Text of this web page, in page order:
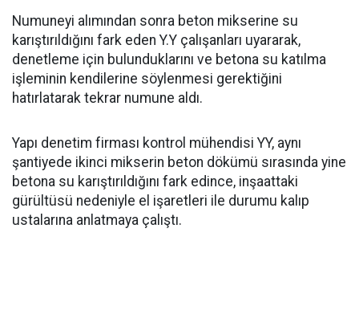
Numuneyi alımından sonra beton mikserine su
karıştırıldığını fark eden Y.Y çalışanları uyararak,
denetleme için bulunduklarını ve betona su katılma
işleminin kendilerine söylenmesi gerektiğini
hatırlatarak tekrar numune aldı.
Yapı denetim firması kontrol mühendisi YY, aynı
şantiyede ikinci mikserin beton dökümü sırasında yine
betona su karıştırıldığını fark edince, inşaattaki
gürültüsü nedeniyle el işaretleri ile durumu kalıp
ustalarına anlatmaya çalıştı.